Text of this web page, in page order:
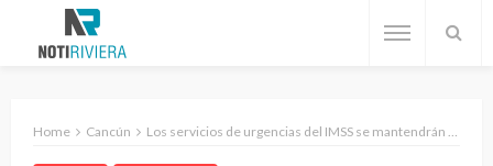
Home Cancún Los servicios de urgencias del IMSS se mantendrán pese a la alerta roja